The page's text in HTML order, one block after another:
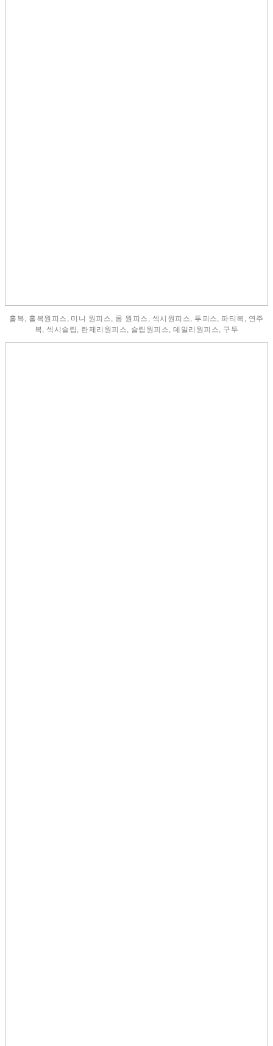
홀복, 홀복원피스, 미니 원피스, 롱 원피스, 섹시원피스, 투피스, 파티복, 연주
복, 섹시슬립, 란제리원피스, 슬립원피스, 데일리원피스, 구두